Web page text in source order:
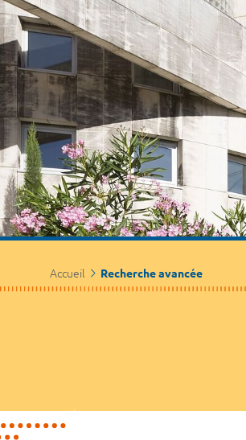
Accueil Recherche avancée